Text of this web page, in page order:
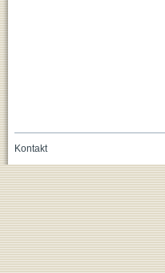
Kontakt